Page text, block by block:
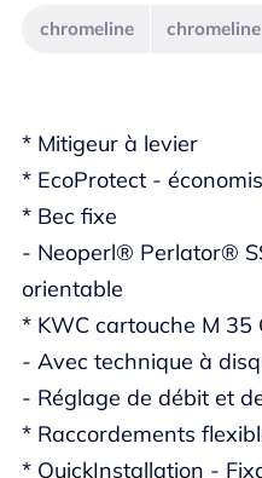
* Mitigeur à levier
* EcoProtect -
* Bec fixe
- Neoperl® Perlator®
orientable
* KWC cartouche M 35
- Avec technique à
- Réglage de débit et
* Raccordements
* QuickInstallation -
chromeline chromeline